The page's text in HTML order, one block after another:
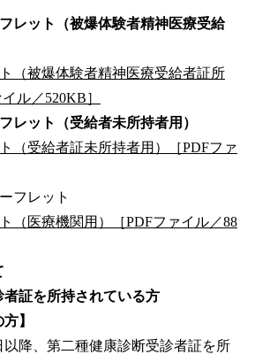
レット（被爆体験者精神医療受給
（被爆体験者精神医療受給者証所
ル／520KB］
レット（受給者未所持者用）
（受給者証未所持者用）［PDFファ
フレット
（医療機関用）［PDFファイル／88
証を所持されている方
方】
降、第二種健康診断受診者証を所